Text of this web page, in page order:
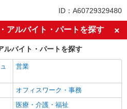
ボーナス・賞与あり
上場企業・上場企業のグループ会
社
扶養内勤務OK
ID：A60729329480
アルバイト・パートを探す
ルバイト・パートを探す
営業
オフィスワーク・事務
医療・介護・福祉